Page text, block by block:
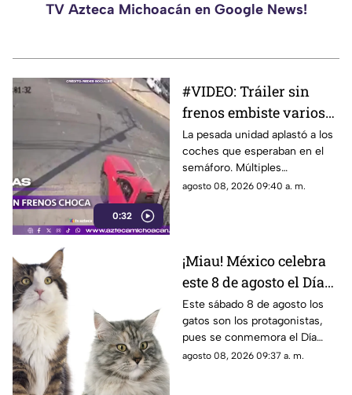
TV Azteca Michoacán en Google News!
0:32
#VIDEO: Tráiler sin
frenos embiste varios
vehículos; hay 16
heridos
La pesada unidad aplastó a los
coches que esperaban en el
semáforo. Múltiples
ambulancias atienden la
agosto 08, 2026 09:40 a. m.
¡Miau! México celebra
este 8 de agosto el Día
Internacional del Gato
Este sábado 8 de agosto los
gatos son los protagonistas,
pues se conmemora el Día
Internacional del Gato, una
agosto 08, 2026 09:37 a. m.